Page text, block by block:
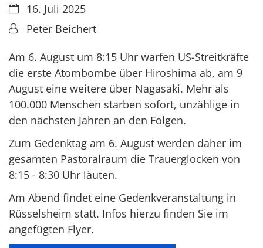
Datum:16. Juli 2025
Von:Peter Beichert
Am 6. August um 8:15 Uhr warfen US-Streitkräfte
die erste Atombombe über Hiroshima ab, am 9
August eine weitere über Nagasaki. Mehr als
100.000 Menschen starben sofort, unzählige in
den nächsten Jahren an den Folgen.
Zum Gedenktag am 6. August werden daher im
gesamten Pastoralraum die Trauerglocken von
8:15 - 8:30 Uhr läuten.
Am Abend findet eine Gedenkveranstaltung in
Rüsselsheim statt. Infos hierzu finden Sie im
angefügten Flyer.